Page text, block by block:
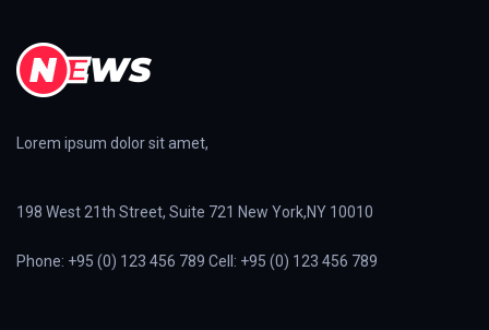
Lorem ipsum dolor sit amet,
198 West 21th Street, Suite 721 New York,NY 10010
Phone: +95 (0) 123 456 789 Cell: +95 (0) 123 456 789